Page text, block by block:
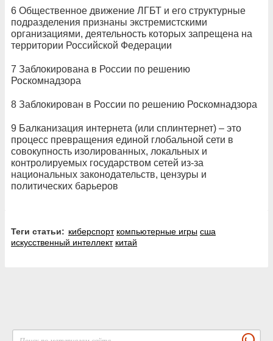
6 Общественное движение ЛГБТ и его структурные
подразделения признаны экстремистскими
организациями, деятельность которых запрещена на
территории Российской Федерации
7 Заблокирована в России по решению
Роскомнадзора
8 Заблокирован в России по решению Роскомнадзора
9 Балканизация интернета (или сплинтернет) – это
процесс превращения единой глобальной сети в
совокупность изолированных, локальных и
контролируемых государством сетей из-за
национальных законодательств, цензуры и
политических барьеров
Теги статьи: киберспорт компьютерные игры сша
искусственный интеллект китай